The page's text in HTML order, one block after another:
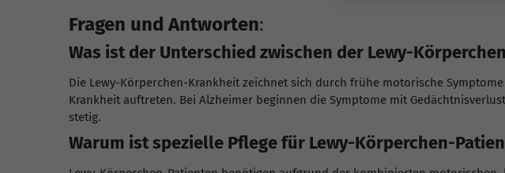
Fragen und Antworten:
Was ist der Unterschied zwischen der Lewy-
Die Lewy-Körperchen-Krankheit zeichnet sich durch frühe motorische
Krankheit auftreten. Bei Alzheimer beginnen die Symptome mit
stetig.
Warum ist spezielle Pflege für Lewy-Körperchen-